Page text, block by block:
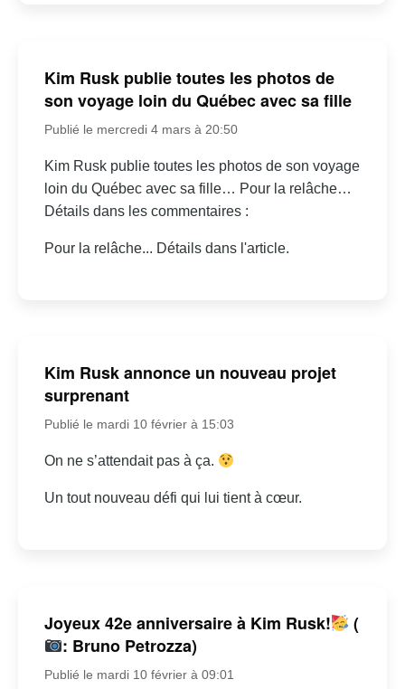
Kim Rusk publie toutes les photos de
son voyage loin du Québec avec sa fille
Publié le mercredi 4 mars à 20:50
Kim Rusk publie toutes les photos de son voyage
loin du Québec avec sa fille… Pour la relâche…
Détails dans les commentaires :
Pour la relâche... Détails dans l'article.
Kim Rusk annonce un nouveau projet
surprenant
Publié le mardi 10 février à 15:03
On ne s’attendait pas à ça.
Un tout nouveau défi qui lui tient à cœur.
Joyeux 42e anniversaire à Kim Rusk!
(
: Bruno Petrozza)
Publié le mardi 10 février à 09:01